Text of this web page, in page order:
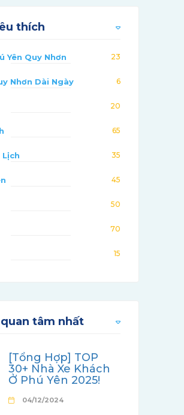
thích
Yên Quy Nhơn 23
Nhơn Dài Ngày 6
20
65
Lịch 35
45
50
70
15
tâm nhất
[Tổng Hợp] TOP
30+ Nhà Xe Khách
Ở Phú Yên 2025!
04/12/2024